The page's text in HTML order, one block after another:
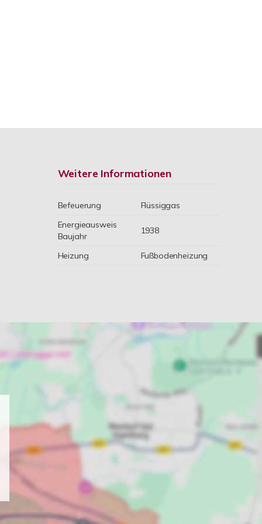
Weitere Informationen
Befeuerung
Flüssiggas
Energieausweis
Baujahr
1938
Heizung Fußbodenheizung